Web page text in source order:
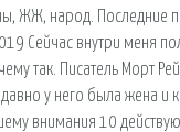
ЖЖ, народ. Последние
Сейчас внутри меня
так. Писатель Морт
у него была жена и
внимания 10